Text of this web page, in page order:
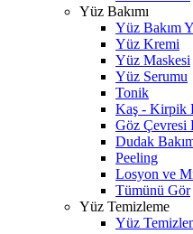
Yüz Bakımı
Yüz Bakım
Yüz Kremi
Yüz Maskesi
Yüz Serumu
Tonik
Kaş - Kirpik
Göz Çevresi
Dudak
Peeling
Losyon ve
Tümünü Gör
Yüz Temizleme
Yüz